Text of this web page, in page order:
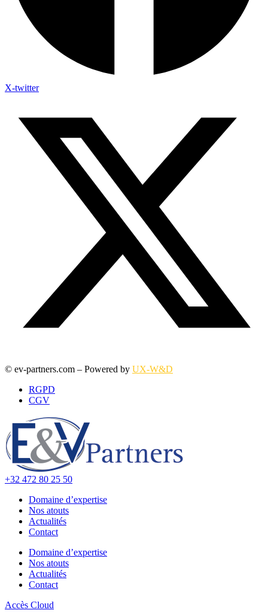
X-twitter
© ev-partners.com – Powered by UX-W&D
RGPD
CGV
+32 472 80 25 50
Domaine d’expertise
Nos atouts
Actualités
Contact
Domaine d’expertise
Nos atouts
Actualités
Contact
Accès Cloud